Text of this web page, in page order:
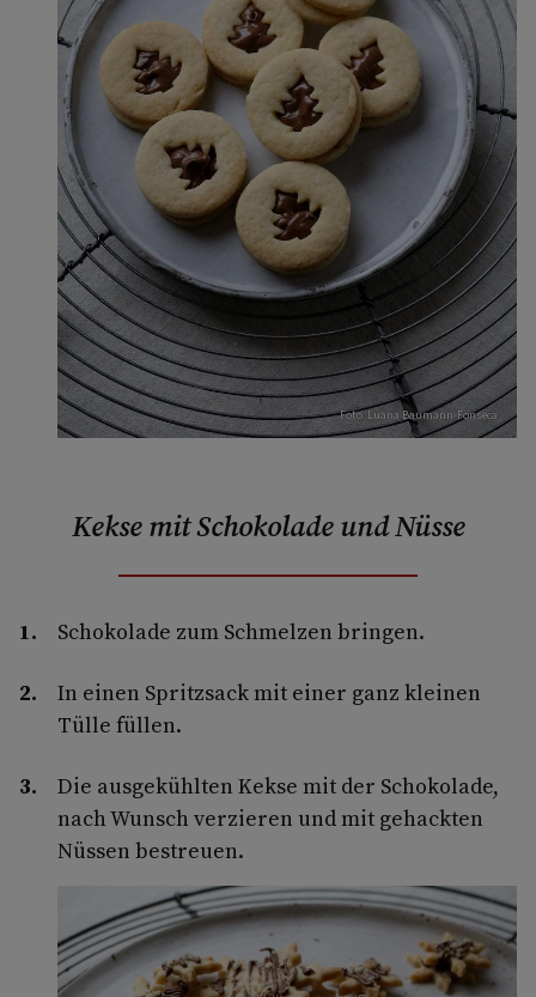
Foto: Luana Baumann-Fonseca
Kekse mit Schokolade und Nüsse
Schokolade zum Schmelzen bringen.
In einen Spritzsack mit einer ganz kleinen
Tülle füllen.
Die ausgekühlten Kekse mit der Schokolade,
nach Wunsch verzieren und mit gehackten
Nüssen bestreuen.